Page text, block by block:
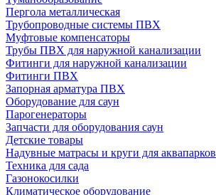
Пергола металлическая
Трубопроводные системы ПВХ
Муфтовые компенсаторы
Трубы ПВХ для наружной канализации
Фитинги для наружной канализации
Фитинги ПВХ
Запорная арматура ПВХ
Оборудование для саун
Парогенераторы
Запчасти для оборудования саун
Детские товары
Надувные матрасы и круги для аквапарков
Техника для сада
Газонокосилки
Климатическое оборудование